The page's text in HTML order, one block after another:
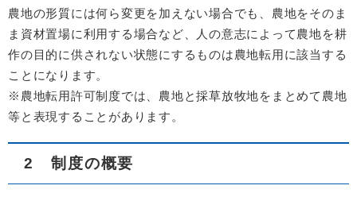
農地の形質には何ら変更を加えない場合でも、農地をそのま
ま資材置場に利用する場合など、人の意志によって農地を耕
作の目的に供されない状態にするものは農地転用に該当する
ことになります。
※農地転用許可制度では、農地と採草放牧地をまとめて農地
等と表現することがあります。
2 制度の概要